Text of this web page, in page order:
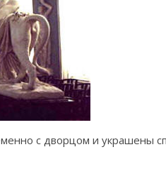
с дворцом и украшены